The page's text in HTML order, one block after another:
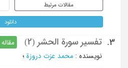
مقالات مرتبط
دانلود
3. تفسیر سورة الحشر (2)
مقاله
نویسنده : محمد عزت دروزة ؛